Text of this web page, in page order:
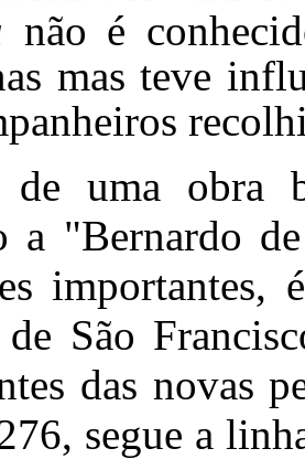
não é
mas teve
de uma obra
a "Bernardo
importantes,
São
das novas
segue a